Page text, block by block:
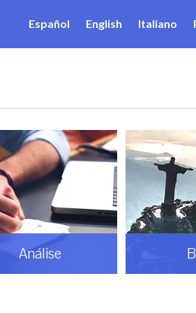
Español English Italiano
Análise